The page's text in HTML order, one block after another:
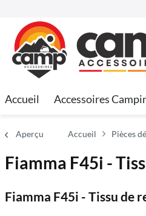
Accueil Accessoires
Aperçu Accueil Pièces
Fiamma F45i -
Fiamma F45i - Tissu de